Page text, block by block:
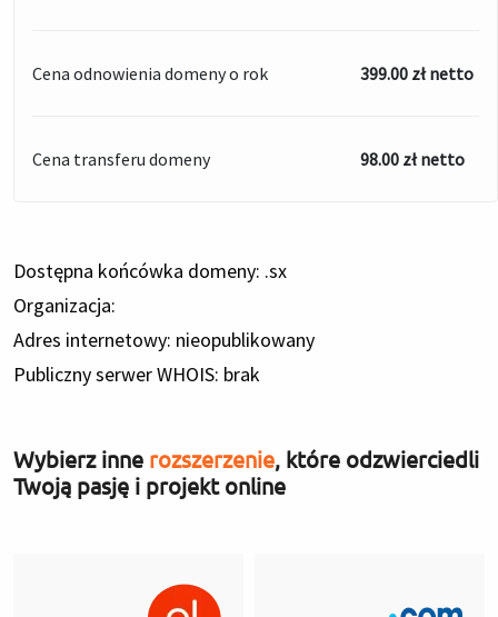
Cena odnowienia domeny o rok 399.00 zł netto
Cena transferu domeny 98.00 zł netto
Dostępna końcówka domeny: .sx
Organizacja:
Adres internetowy: nieopublikowany
Publiczny serwer WHOIS: brak
Wybierz inne rozszerzenie, które odzwierciedli
Twoją pasję i projekt online